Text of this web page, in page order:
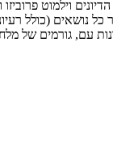
וילמוט
כל נושאים (כולל